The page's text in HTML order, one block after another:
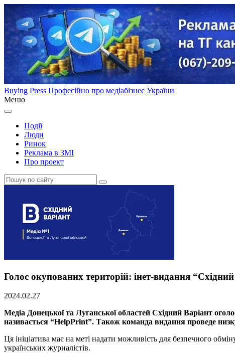
Buying Press Професійно про медіабізнес України
Меню
Події
Люди
Ринок
Реклама в ЗМІ
Про проект
Голос окупованих територій: інет-видання
2024.02.27
Медіа Донецької та Луганської областей Східний Варіант
називається “HelpPrint”. Також команда видання проведе
Ця ініціатива має на меті надати можливість для безпечного
українських журналістів.